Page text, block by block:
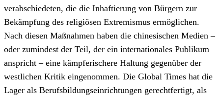
verabschiedeten, die die Inhaftierung von Bürgern zur
Bekämpfung des religiösen Extremismus ermöglichen.
Nach diesen Maßnahmen haben die chinesischen Medien –
oder zumindest der Teil, der ein internationales Publikum
anspricht – eine kämpferischere Haltung gegenüber der
westlichen Kritik eingenommen. Die Global Times hat die
Lager als Berufsbildungseinrichtungen gerechtfertigt, als